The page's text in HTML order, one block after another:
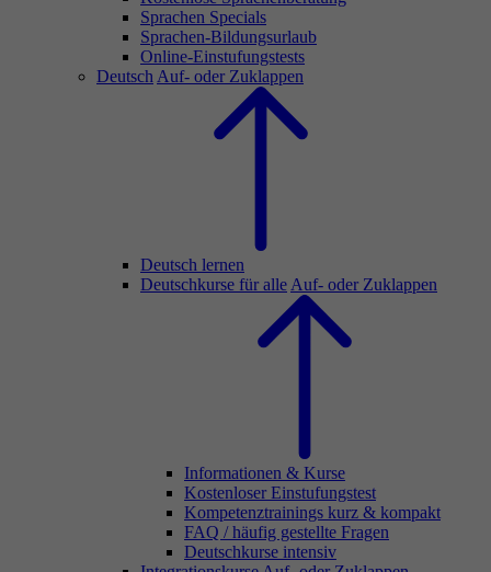
Sprachen Specials
Sprachen-Bildungsurlaub
Online-Einstufungstests
Deutsch Auf- oder Zuklappen
Deutsch lernen
Deutschkurse für alle Auf- oder Zuklappen
Informationen & Kurse
Kostenloser Einstufungstest
Kompetenztrainings kurz & kompakt
FAQ / häufig gestellte Fragen
Deutschkurse intensiv